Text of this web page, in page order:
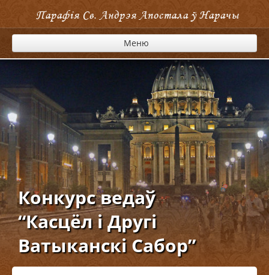
Парафія Cв. Андрэя Апостала ў Нарачы
Меню
Конкурс ведаў
“Касцёл і Другі
Ватыканскі Сабор”